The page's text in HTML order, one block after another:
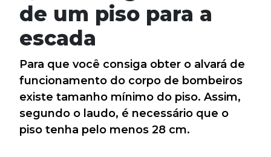
de um piso para a
escada
Para que você consiga obter o alvará de
funcionamento do corpo de bombeiros
existe tamanho mínimo do piso. Assim,
segundo o laudo, é necessário que o
piso tenha pelo menos 28 cm.